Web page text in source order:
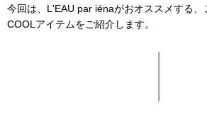
今回は、L'EAU par iénaがおオススメする、
COOLアイテムをご紹介します。